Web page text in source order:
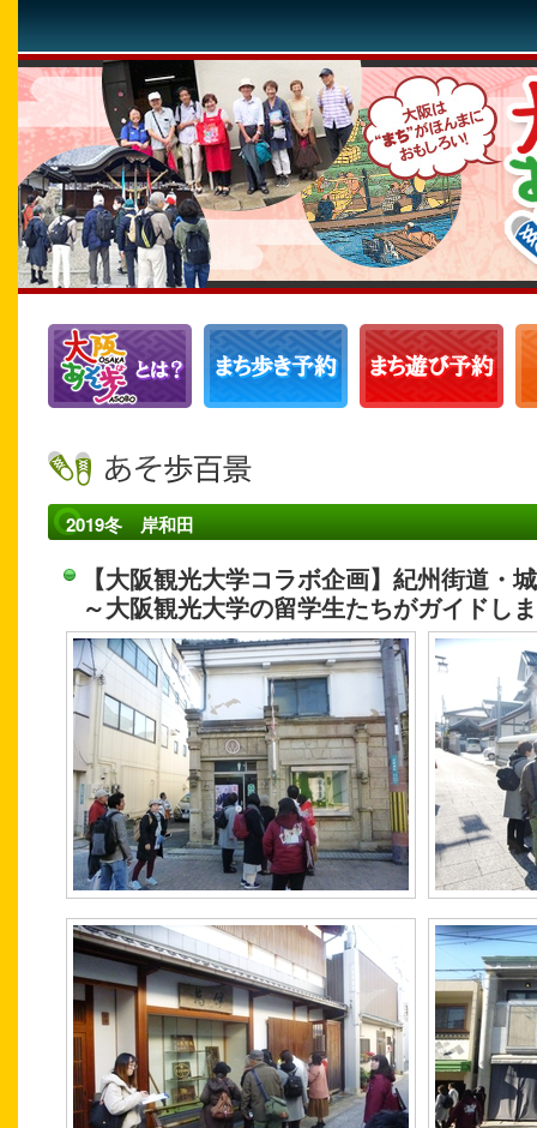
2019冬 岸和田
【大阪観光大学コラボ企画】紀州街道
～大阪観光大学の留学生たちがガイドし